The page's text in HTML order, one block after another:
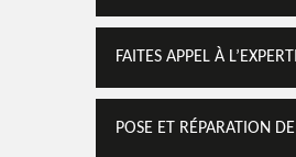
FAITES APPEL À
POSE ET RÉPARATION